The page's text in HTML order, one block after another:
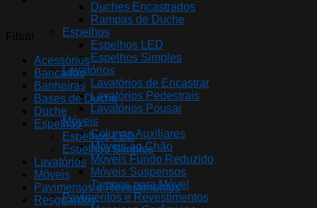
Duches Encastrados
Rampas de Duche
Espelhos
Espelhos LED
Espelhos Simples
Lavatórios
Lavatórios de Encastrar
Lavatórios Pedestrais
Lavatórios Pousar
Móveis
Colunas Auxiliares
Móveis ao Chão
Móveis Fundo Reduzido
Móveis Suspensos
Tampos para Móvel
Pavimentos e Revestimentos
Acessórios
Bancadas
Banheiras
Bases de Duche
Duche
Espelhos
Espelhos LED
Espelhos Simples
Lavatórios
Móveis
Pavimentos e Revestimentos
Resguardos